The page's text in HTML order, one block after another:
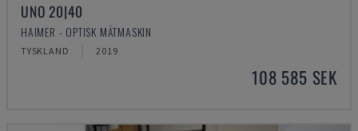
UNO 20|40
HAIMER - OPTISK MÄTMASKIN
TYSKLAND 2019
108 585 SEK